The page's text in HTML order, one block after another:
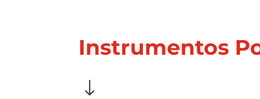
Instrumentos
"